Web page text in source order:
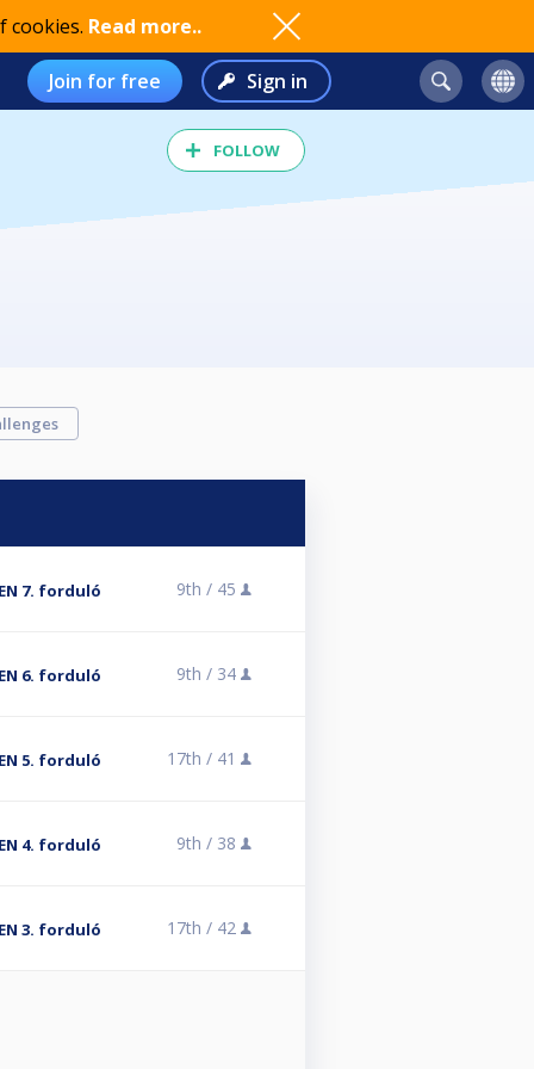
cookies. Read more..
Join for free Sign in
FOLLOW
7. forduló 9th / 45
6. forduló 9th / 34
5. forduló 17th / 41
4. forduló 9th / 38
3. forduló 17th / 42